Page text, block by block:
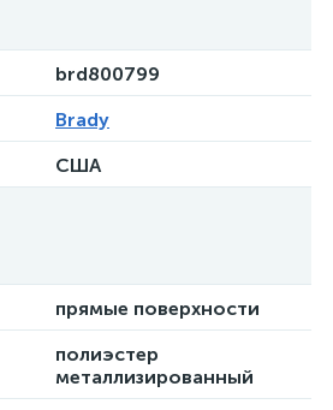
brd800799
Brady
США
прямые поверхности
полиэстер
металлизированный